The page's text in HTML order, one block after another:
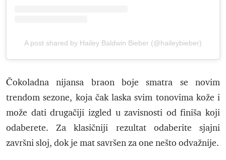
A post shared by Hailey Baldwin Bieber (@haileybieber)
Čokoladna nijansa braon boje smatra se novim
trendom sezone, koja čak laska svim tonovima kože i
može dati drugačiji izgled u zavisnosti od finiša koji
odaberete. Za klasičniji rezultat odaberite sjajni
završni sloj, dok je mat savršen za one nešto odvažnije.